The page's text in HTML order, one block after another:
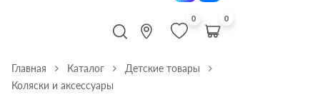
0 0
Главная Каталог
Детские товары
Коляски и аксессуары